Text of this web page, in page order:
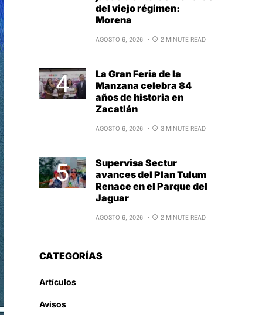
del viejo régimen:
Morena
AGOSTO 6, 2026 2 MINUTE READ
La Gran Feria de la
Manzana celebra 84
años de historia en
Zacatlán
AGOSTO 6, 2026 3 MINUTE READ
Supervisa Sectur
avances del Plan Tulum
Renace en el Parque del
Jaguar
AGOSTO 6, 2026 2 MINUTE READ
CATEGORÍAS
Artículos
Avisos